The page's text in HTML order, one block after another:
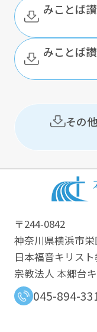
みことば
みことば
その
〒244-0842
神奈川県横浜市
日本福音キリス
宗教法人 本郷台
045-894-